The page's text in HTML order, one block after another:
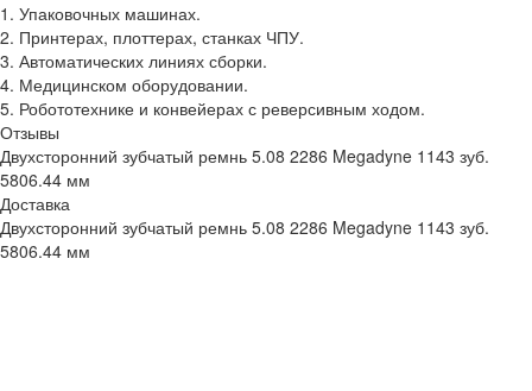
1. Упаковочных машинах.
2. Принтерах, плоттерах, станках ЧПУ.
3. Автоматических линиях сборки.
4. Медицинском оборудовании.
5. Робототехнике и конвейерах с реверсивным ходом.
Отзывы
Двухсторонний зубчатый ремнь 5.08 2286 Megadyne 1143 зуб.
5806.44 мм
Доставка
Двухсторонний зубчатый ремнь 5.08 2286 Megadyne 1143 зуб.
5806.44 мм